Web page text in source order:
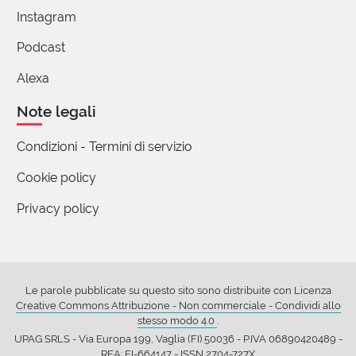
28 Giugno 2023 09:33
Nulla rispetto agli orrori dell'ancien régime e a
senza l'illuminismo e la Rivoluzione francese il
(utente cancellato)
27 Giugno 2023 11:32
Instagram
Podcast
Alexa
Note legali
Condizioni - Termini di servizio
Cookie policy
Privacy policy
Le parole pubblicate su questo sito sono distribuite con Licenza
Creative Commons Attribuzione - Non commerciale - Condividi allo
stesso modo 4.0
UPAG SRLS - Via Europa 199, Vaglia (FI) 50036 - P.IVA 06890420489 -